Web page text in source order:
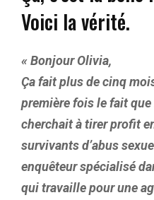
Voici la vérité.
« Bonjour Olivia,
Ça fait plus de cinq
première fois le fait
cherchait à tirer profit
survivants d’abus
enquêteur spécialisé
qui travaille pour une